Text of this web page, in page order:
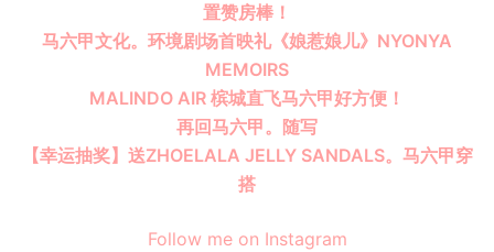
置赞房棒！
马六甲文化。环境剧场首映礼《娘惹娘儿》NYONYA
MEMOIRS
MALINDO AIR 槟城直飞马六甲好方便！
再回马六甲。随写
【幸运抽奖】送ZHOELALA JELLY SANDALS。马六甲穿
搭
Follow me on Instagram